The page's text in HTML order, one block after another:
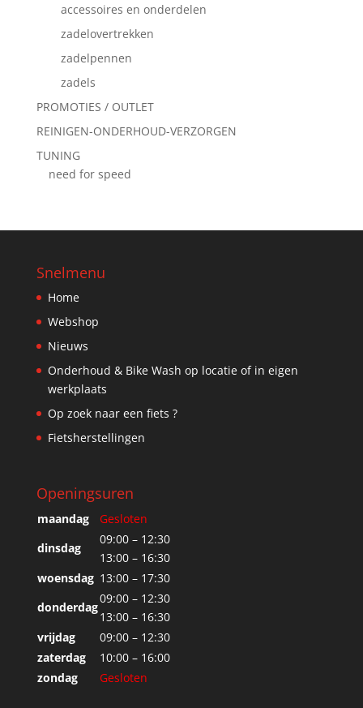
accessoires en onderdelen
zadelovertrekken
zadelpennen
zadels
PROMOTIES / OUTLET
REINIGEN-ONDERHOUD-VERZORGEN
TUNING
need for speed
Snelmenu
Home
Webshop
Nieuws
Onderhoud & Bike Wash op locatie of in eigen
werkplaats
Op zoek naar een fiets ?
Fietsherstellingen
Openingsuren
maandag
Gesloten
dinsdag
09:00 – 12:30
13:00 – 16:30
woensdag 13:00 – 17:30
donderdag
09:00 – 12:30
13:00 – 16:30
vrijdag
09:00 – 12:30
zaterdag
10:00 – 16:00
zondag
Gesloten